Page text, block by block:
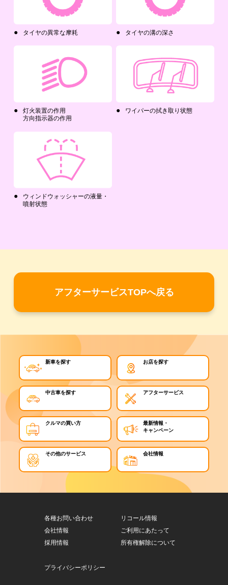
タイヤの異常な摩耗 タイヤの溝の深さ
灯火装置の作用
方向指示器の作用
ワイパーの拭き取り状態
ウィンドウォッシャーの液量・
噴射状態
アフターサービスTOPへ戻る
新車を探す お店を探す
中古車を探す アフターサービス
クルマの買い方
最新情報・
キャンペーン
その他のサービス 会社情報
各種お問い合わせ
会社情報
採用情報
リコール情報
ご利用にあたって
所有権解除について
プライバシーポリシー